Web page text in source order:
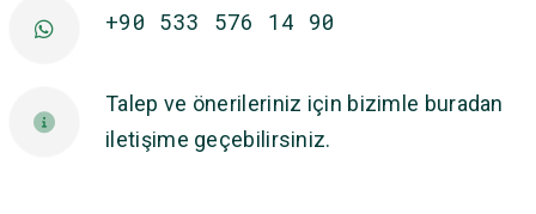
+90 533 576 14 90
Talep ve önerileriniz için bizimle buradan
iletişime geçebilirsiniz.